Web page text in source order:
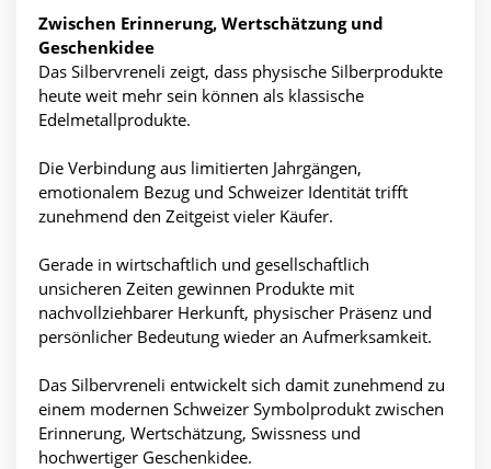
Zwischen Erinnerung, Wertschätzung und
Geschenkidee
Das Silbervreneli zeigt, dass physische Silberprodukte
heute weit mehr sein können als klassische
Edelmetallprodukte.
Die Verbindung aus limitierten Jahrgängen,
emotionalem Bezug und Schweizer Identität trifft
zunehmend den Zeitgeist vieler Käufer.
Gerade in wirtschaftlich und gesellschaftlich
unsicheren Zeiten gewinnen Produkte mit
nachvollziehbarer Herkunft, physischer Präsenz und
persönlicher Bedeutung wieder an Aufmerksamkeit.
Das Silbervreneli entwickelt sich damit zunehmend zu
einem modernen Schweizer Symbolprodukt zwischen
Erinnerung, Wertschätzung, Swissness und
hochwertiger Geschenkidee.